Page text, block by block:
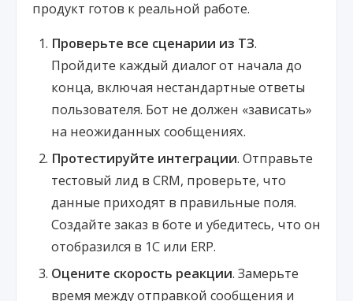
продукт готов к реальной работе.
Проверьте все сценарии из ТЗ.
Пройдите каждый диалог от начала до
конца, включая нестандартные ответы
пользователя. Бот не должен «зависать»
на неожиданных сообщениях.
Протестируйте интеграции. Отправьте
тестовый лид в CRM, проверьте, что
данные приходят в правильные поля.
Создайте заказ в боте и убедитесь, что он
отобразился в 1С или ERP.
Оцените скорость реакции. Замерьте
время между отправкой сообщения и